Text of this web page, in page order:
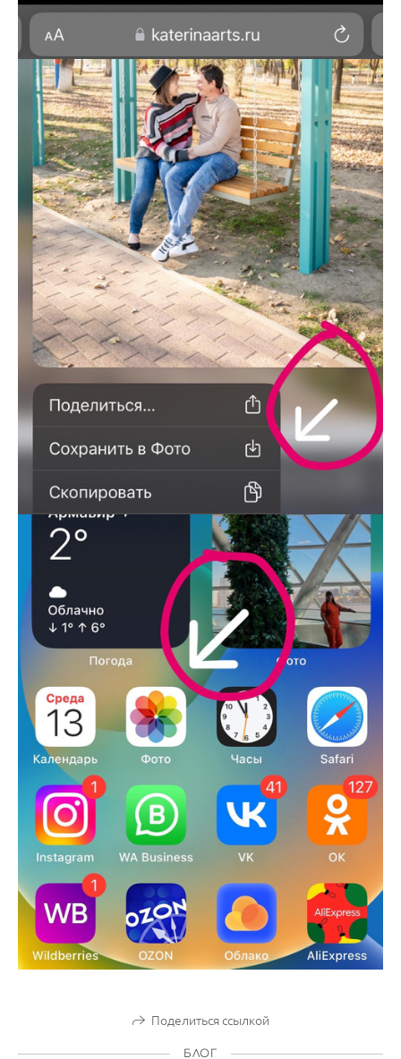
Поделиться ссылкой
БЛОГ